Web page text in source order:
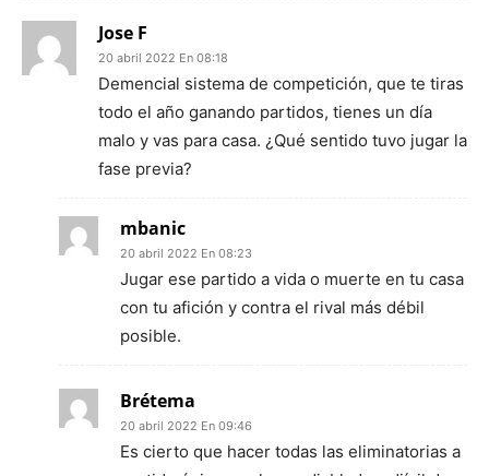
Jose F
20 abril 2022 En 08:18
Demencial sistema de competición, que te tiras
todo el año ganando partidos, tienes un día
malo y vas para casa. ¿Qué sentido tuvo jugar la
fase previa?
mbanic
20 abril 2022 En 08:23
Jugar ese partido a vida o muerte en tu casa
con tu afición y contra el rival más débil
posible.
Brétema
20 abril 2022 En 09:46
Es cierto que hacer todas las eliminatorias a